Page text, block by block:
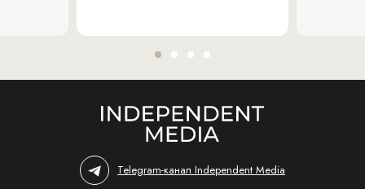
Telegram-канал Independent Media